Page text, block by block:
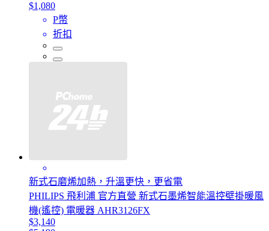
$1,080
P幣
折扣
新式石磨烯加熱，升溫更快，更省電
PHILIPS 飛利浦 官方直營 新式石墨烯智能溫控壁掛暖風
機(遙控) 電暖器 AHR3126FX
$3,140